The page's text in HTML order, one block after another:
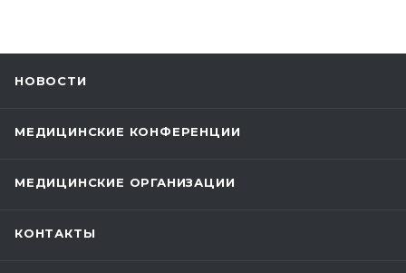
НОВОСТИ
МЕДИЦИНСКИЕ КОНФЕРЕНЦИИ
МЕДИЦИНСКИЕ ОРГАНИЗАЦИИ
КОНТАКТЫ